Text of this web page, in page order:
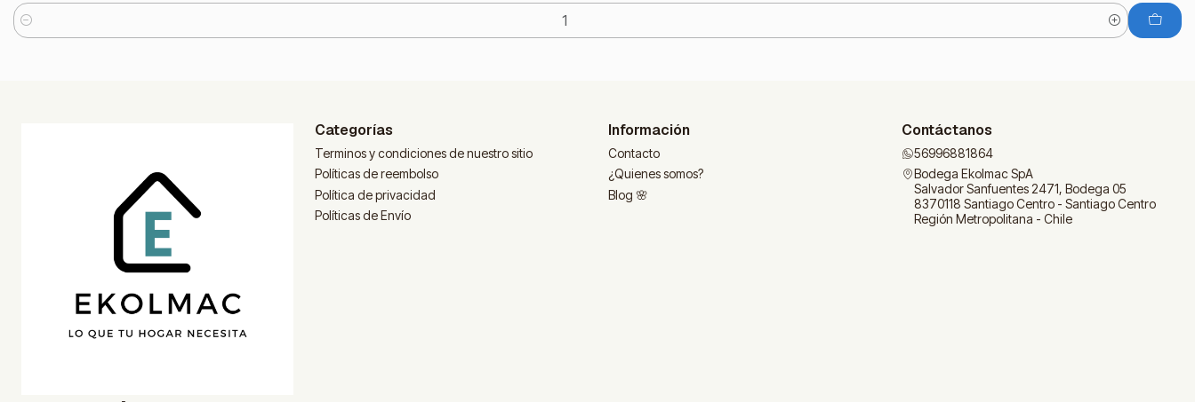
Cantidad
Categorías
Terminos y condiciones de nuestro sitio
Políticas de reembolso
Política de privacidad
Políticas de Envío
Información
Contacto
¿Quienes somos?
Blog 🌸
Contáctanos
56996881864
Bodega Ekolmac SpA
Salvador Sanfuentes 2471, Bodega 05
8370118 Santiago Centro - Santiago Centro
Región Metropolitana - Chile